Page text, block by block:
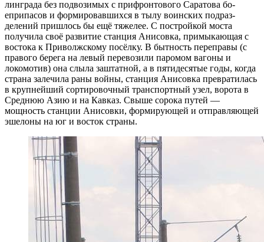
линграда без подвозимых с прифронтового Саратова бо­
еприпасов и формировавшихся в тылу воинских подраз­
делений пришлось бы ещё тяжелее. С постройкой моста
получила своё развитие станция Анисовка, примыкающая с
востока к Приволжско­му посёлку. В бытность переправы (с
правого берега на левый перевозили паромом вагоны и
локомотив) она слыла заштатной, а в пятидесятые годы, когда
страна залечила раны войны, станция Анисовка превратилась
в крупнейший сортировочный транспортный узел, во­рота в
Среднюю Азию и на Кавказ. Свыше сорока пу­тей —
мощность станции Анисовки, формирующей и отправляющей
эшелоны на юг и восток страны.